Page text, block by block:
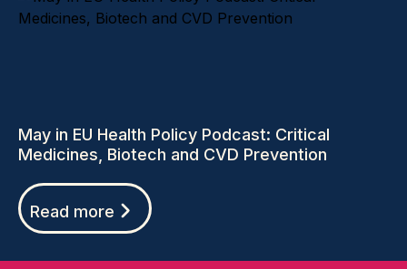
May in EU Health Policy Podcast: Critical
Medicines, Biotech and CVD Prevention
Read more